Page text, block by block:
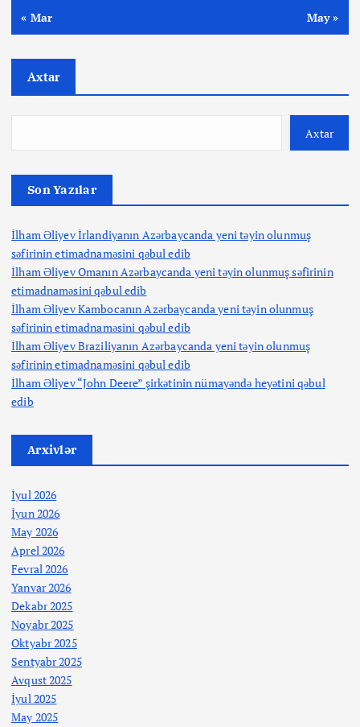
« Mar May »
Axtar
Axtar
Son Yazılar
İlham Əliyev İrlandiyanın Azərbaycanda yeni təyin olunmuş
səfirinin etimadnaməsini qəbul edib
İlham Əliyev Omanın Azərbaycanda yeni təyin olunmuş səfirinin
etimadnaməsini qəbul edib
İlham Əliyev Kambocanın Azərbaycanda yeni təyin olunmuş
səfirinin etimadnaməsini qəbul edib
İlham Əliyev Braziliyanın Azərbaycanda yeni təyin olunmuş
səfirinin etimadnaməsini qəbul edib
İlham Əliyev “John Deere” şirkətinin nümayəndə heyətini qəbul
edib
Arxivlər
İyul 2026
İyun 2026
May 2026
Aprel 2026
Fevral 2026
Yanvar 2026
Dekabr 2025
Noyabr 2025
Oktyabr 2025
Sentyabr 2025
Avqust 2025
İyul 2025
May 2025